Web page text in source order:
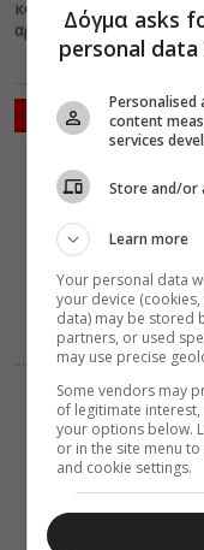
κοινότητα μας, αφού
αρχιεπισκόπων Αθηνών
ΡΟΗ ΕΙΔΗΣΕΩΝ
Δόγμα asks
personal
Personalised
content
services
Store and/or
Learn more
Your personal data
your device
data) may be stored
partners, or used
may use precise
Some vendors may
of legitimate
your options below.
or in the site menu
and cookie settings.